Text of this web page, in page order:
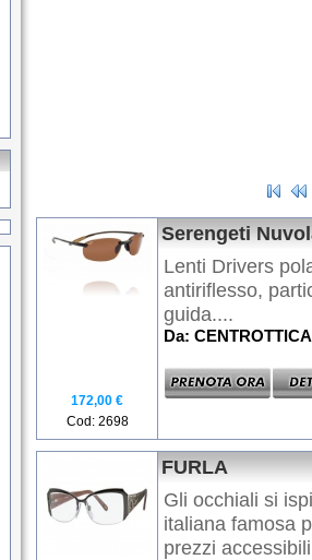
172,00 €
Cod: 2698
Serengeti
Lenti Drivers
antiriflesso,
guida....
Da:
FURLA
Gli occhiali si
italiana famosa
prezzi